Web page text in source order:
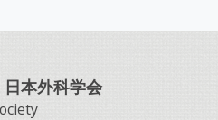
本外科学会